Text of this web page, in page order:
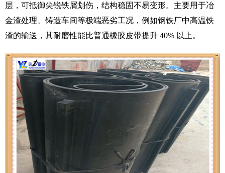
层，可抵御尖锐铁屑划伤，结构稳固不易变形。主要用于冶
金渣处理、铸造车间等极端恶劣工况，例如钢铁厂中高温铁
渣的输送，其耐磨性能比普通橡胶皮带提升 40% 以上。